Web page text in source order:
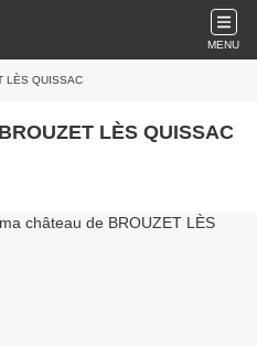
MENU
LÈS QUISSAC
LÈS QUISSAC